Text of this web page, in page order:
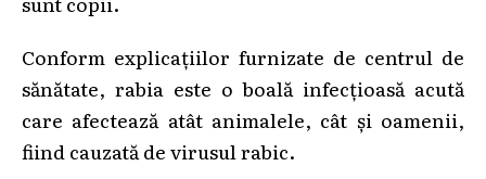
Conform explicațiilor furnizate de centrul de
sănătate, rabia este o boală infecțioasă acută
care afectează atât animalele, cât și oamenii,
fiind cauzată de virusul rabic.